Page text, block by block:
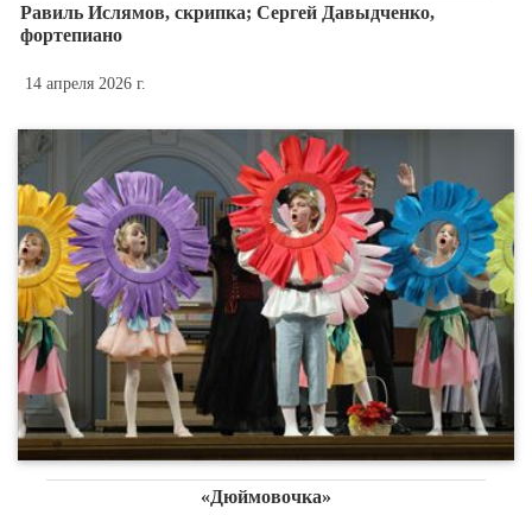
Равиль Ислямов, скрипка; Сергей Давыдченко,
фортепиано
14 апреля 2026 г.
«Дюймовочка»